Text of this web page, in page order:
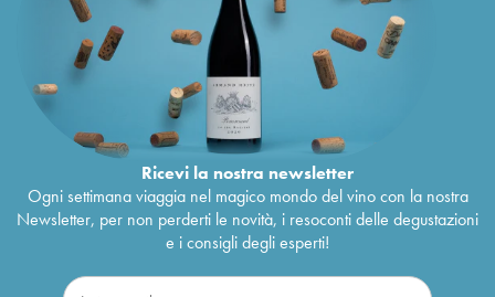
Ricevi la nostra newsletter
Ogni settimana viaggia nel magico mondo del vino con la nostra
Newsletter, per non perderti le novità, i resoconti delle degustazioni
e i consigli degli esperti!